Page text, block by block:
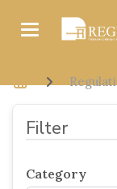
Filter
Category